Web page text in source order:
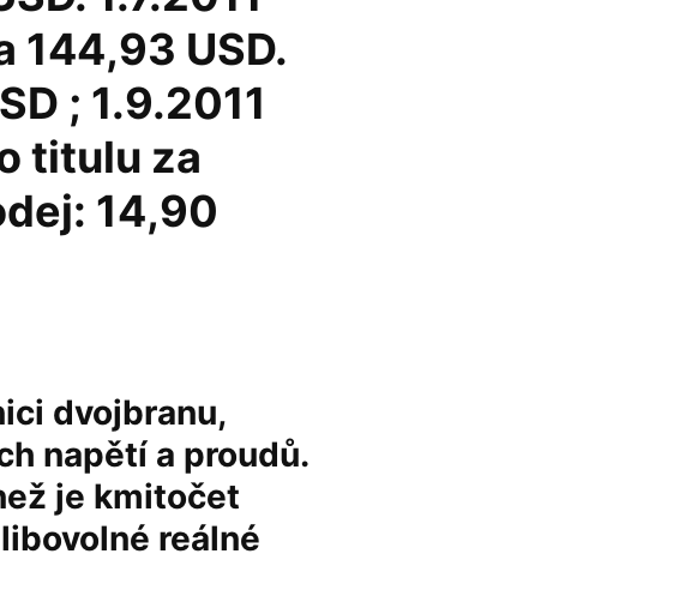
144,93 USD.
; 1.9.2011
titulu za
14,90
dvojbranu,
napětí a proudů.
je kmitočet
reálné